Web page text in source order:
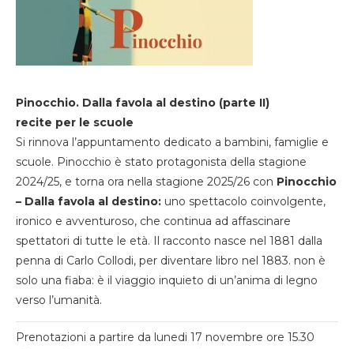
Pinocchio. Dalla favola al destino (parte II)
recite per le scuole
Si rinnova l’appuntamento dedicato a bambini, famiglie e
scuole. Pinocchio è stato protagonista della stagione
2024/25, e torna ora nella stagione 2025/26 con Pinocchio
– Dalla favola al destino: uno spettacolo coinvolgente,
ironico e avventuroso, che continua ad affascinare
spettatori di tutte le età. Il racconto nasce nel 1881 dalla
penna di Carlo Collodi, per diventare libro nel 1883. non è
solo una fiaba: è il viaggio inquieto di un’anima di legno
verso l’umanità.
Prenotazioni a partire da lunedi 17 novembre ore 15.30